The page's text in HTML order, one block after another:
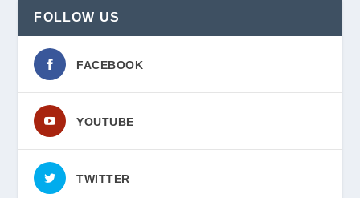
FOLLOW US
FACEBOOK
YOUTUBE
TWITTER